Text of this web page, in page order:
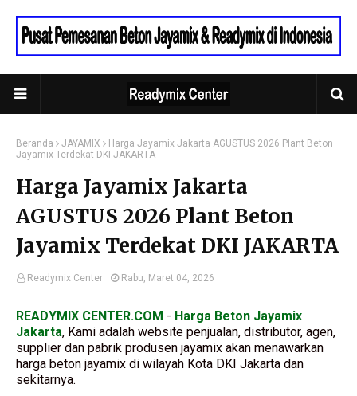
Beranda JAYAMIX
Harga Jayamix Jakarta AGUSTUS 2026 Plant Beton
Jayamix Terdekat DKI JAKARTA
Harga Jayamix Jakarta
AGUSTUS 2026 Plant Beton
Jayamix Terdekat DKI JAKARTA
Readymix Center Rabu, Maret 04, 2026
READYMIX CENTER.COM - Harga Beton Jayamix
Jakarta, Kami adalah website penjualan, distributor, agen,
supplier dan pabrik produsen jayamix akan menawarkan
harga beton jayamix di wilayah Kota DKI Jakarta dan
sekitarnya.